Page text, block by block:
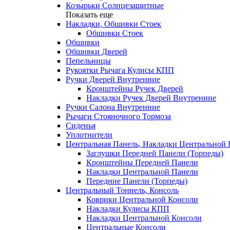
Козырьки Солнцезащитные
Показать еще
Накладки, Обшивки Стоек
Обшивки Стоек
Обшивки
Обшивки Дверей
Пепельницы
Рукоятки Рычага Кулисы КПП
Ручки Дверей Внутренние
Кронштейны Ручек Дверей
Накладки Ручек Дверей Внутренние
Ручки Салона Внутренние
Рычаги Стояночного Тормоза
Сиденья
Уплотнители
Центральная Панель, Накладки Центральной
Заглушки Передней Панели (Торпеды)
Кронштейны Передней Панели
Накладки Центральной Панели
Передние Панели (Торпеды)
Центральный Тоннель, Консоль
Коврики Центральной Консоли
Накладки Кулисы КПП
Накладки Центральной Консоли
Центральные Консоли